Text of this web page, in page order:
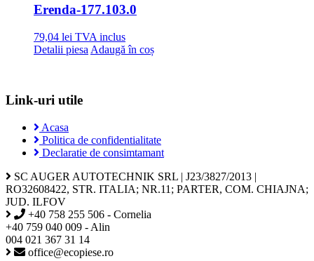
Erenda-177.103.0
79,04 lei TVA inclus
Detalii piesa Adaugă în coș
Link-uri utile
Acasa
Politica de confidentialitate
Declaratie de consimtamant
SC AUGER AUTOTECHNIK SRL | J23/3827/2013 |
RO32608422, STR. ITALIA; NR.11; PARTER, COM. CHIAJNA;
JUD. ILFOV
+40 758 255 506 - Cornelia
+40 759 040 009 - Alin
004 021 367 31 14
office@ecopiese.ro